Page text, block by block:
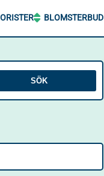
BLOMSTERBUD
SÖK